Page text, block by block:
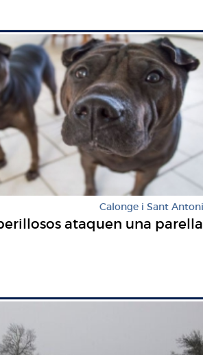
Calonge i Sant Antoni
ataquen una parella